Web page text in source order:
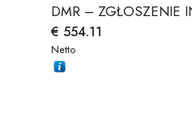
€ 554.11
Netto